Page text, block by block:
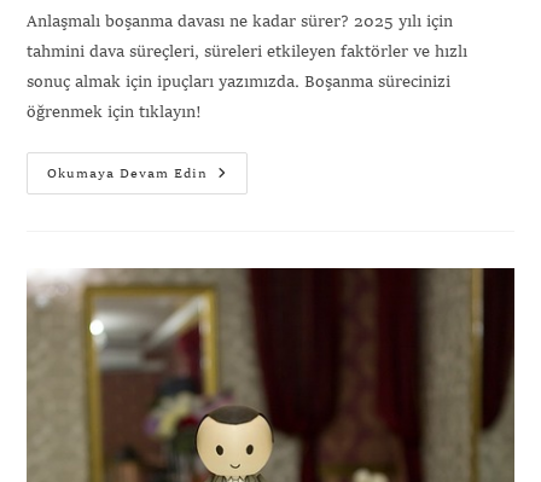
Anlaşmalı boşanma davası ne kadar sürer? 2025 yılı için
tahmini dava süreçleri, süreleri etkileyen faktörler ve hızlı
sonuç almak için ipuçları yazımızda. Boşanma sürecinizi
öğrenmek için tıklayın!
Okumaya Devam Edin